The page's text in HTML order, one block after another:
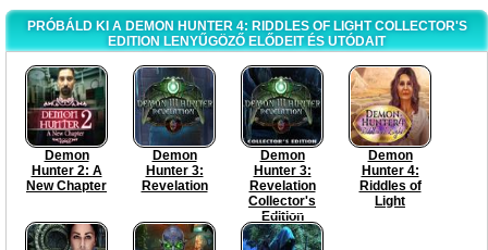
PRÓBÁLD KI A DEMON HUNTER 4: RIDDLES OF LIGHT COLLECTOR'S
EDITION LENYŰGÖZŐ ELŐDEIT ÉS UTÓDAIT
Demon
Hunter 2: A
New Chapter
Demon
Hunter 3:
Revelation
Demon
Hunter 3:
Revelation
Collector's
Edition
Demon
Hunter 4:
Riddles of
Light